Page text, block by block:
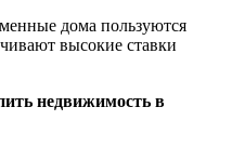
дома пользуются
высокие ставки
недвижимость в